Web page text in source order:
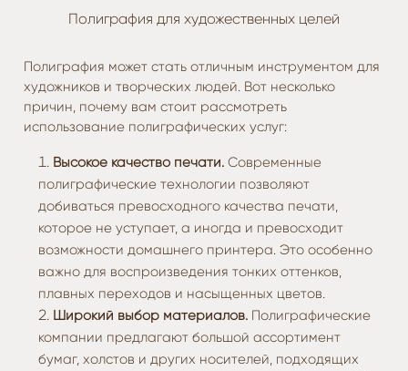
Полиграфия для художественных целей
Полиграфия может стать отличным инструментом для
художников и творческих людей. Вот несколько
причин, почему вам стоит рассмотреть
использование полиграфических услуг:
Высокое качество печати. Современные
полиграфические технологии позволяют
добиваться превосходного качества печати,
которое не уступает, а иногда и превосходит
возможности домашнего принтера. Это особенно
важно для воспроизведения тонких оттенков,
плавных переходов и насыщенных цветов.
Широкий выбор материалов. Полиграфические
компании предлагают большой ассортимент
бумаг, холстов и других носителей, подходящих